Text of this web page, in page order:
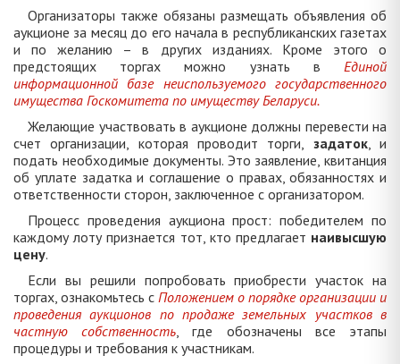
Организаторы также обязаны размещать объявления об
аукционе за месяц до его начала в республиканских газетах
и по желанию – в других изданиях. Кроме этого о
предстоящих торгах можно узнать в Единой
информационной базе неиспользуемого государственного
имущества Госкомитета по имуществу Беларуси.
Желающие участвовать в аукционе должны перевести на
счет организации, которая проводит торги, задаток, и
подать необходимые документы. Это заявление, квитанция
об уплате задатка и соглашение о правах, обязанностях и
ответственности сторон, заключенное с организатором.
Процесс проведения аукциона прост: победителем по
каждому лоту признается тот, кто предлагает наивысшую
цену.
Если вы решили попробовать приобрести участок на
торгах, ознакомьтесь с Положением о порядке организации и
проведения аукционов по продаже земельных участков в
частную собственность, где обозначены все этапы
процедуры и требования к участникам.